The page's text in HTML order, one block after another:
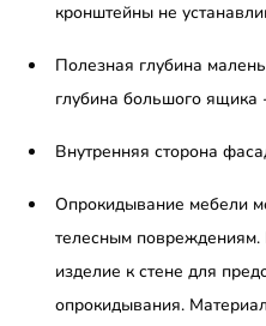
кронштейны не
Полезная глубина
глубина большого ящика
Внутренняя сторона
Опрокидывание мебели
телесным повреждениям.
изделие к стене для
опрокидывания.